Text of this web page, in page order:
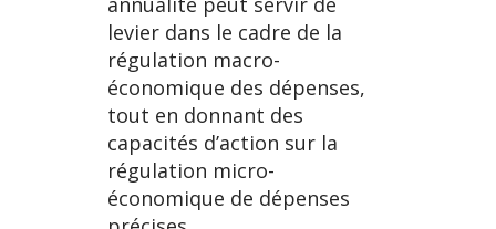
levier dans le cadre de la
régulation macro-
économique des dépenses,
tout en donnant des
capacités d’action sur la
régulation micro-
économique de dépenses